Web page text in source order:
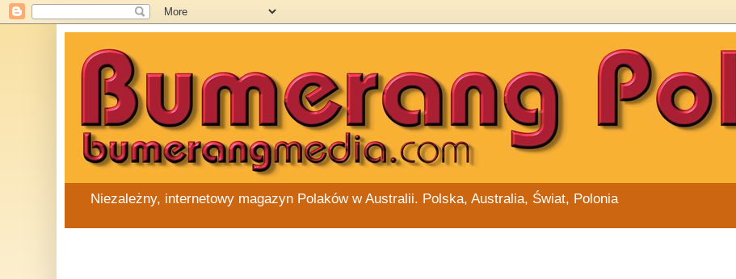
Niezależny, internetowy magazyn Polaków w Australii. Polska, Australia, Świat, Polonia